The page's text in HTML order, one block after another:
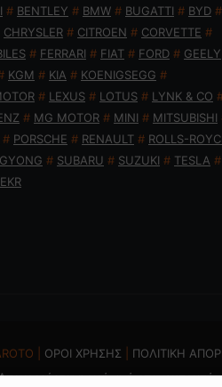
# BENTLEY # BMW # BUGATTI # BYD #
CHRYSLER # CITROEN # CORVETTE #
# FERRARI # FIAT # FORD # GEELY
KGM # KIA # KOENIGSEGG #
# LEXUS # LOTUS # LYNK & CO
# MG MOTOR # MINI # MITSUBISHI
# PORSCHE # RENAULT # ROLLS-
# SUBARU # SUZUKI # TESLA #
| ΟΡΟΙ ΧΡΗΣΗΣ ΠΟΛΙΤΙΚΗ
η χρήση ή επανεκπομπή,